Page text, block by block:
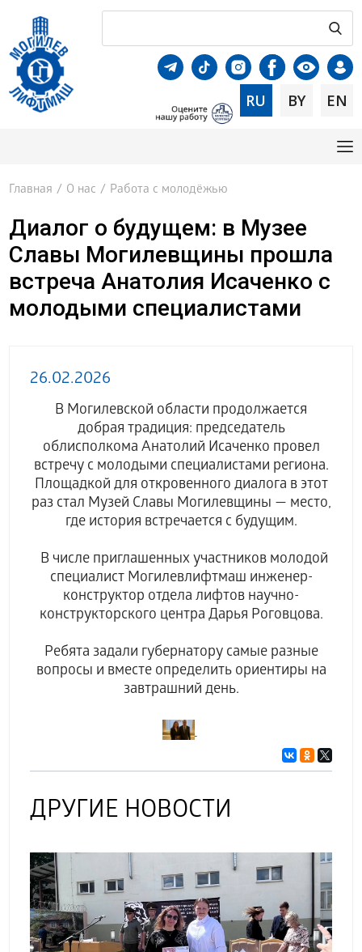
RU BY EN
Главная / О нас / Работа с молодёжью
Диалог о будущем: в Музее
Славы Могилевщины прошла
встреча Анатолия Исаченко с
молодыми специалистами
26.02.2026
В Могилевской области продолжается
добрая традиция: председатель
облисполкома Анатолий Исаченко провел
встречу с молодыми специалистами региона.
Площадкой для откровенного диалога в этот
раз стал Музей Славы Могилевщины — место,
где история встречается с будущим.
В числе приглашенных участников молодой
специалист Могилевлифтмаш инженер-
конструктор отдела лифтов научно-
конструкторского центра Дарья Роговцова.
Ребята задали губернатору самые разные
вопросы и вместе определить ориентиры на
завтрашний день.
ДРУГИЕ НОВОСТИ